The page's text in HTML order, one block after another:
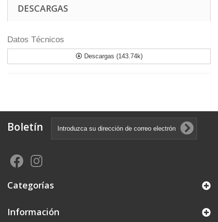
DESCARGAS
Datos Técnicos
Descargas (143.74k)
Boletín
Categorías
Información